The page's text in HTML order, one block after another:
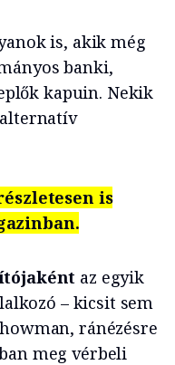
is, akik még
banki,
kapuin. Nekik
is
az egyik
– kicsit sem
ránézésre
meg vérbeli